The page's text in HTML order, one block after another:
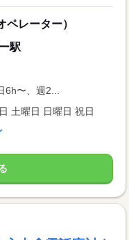
レーター）
駅
6h〜、週2...
土曜日 日曜日 祝日